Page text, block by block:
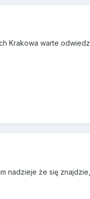
Krakowa warte
nadzieje że się znajdzie,